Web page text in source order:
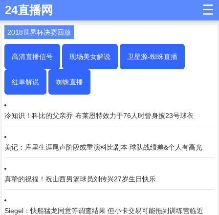
24直播网 ☰
2018世界杯决赛回放
高清直播信号 现场美女解说 卫星源-蜘蛛直播
红单解说 蜘蛛直播
冷知识！科比的父亲乔·布莱恩特效力于76人时曾身披23号球衣
美记：库里生涯尾声阶段或重演科比剧本 球队战绩差&个人有高光
真挚的祝福！祝山西男篮球员刘传兴27岁生日快乐
Siegel：快船猛龙同意等调查结果 但小卡交易可能拖到训练营临近